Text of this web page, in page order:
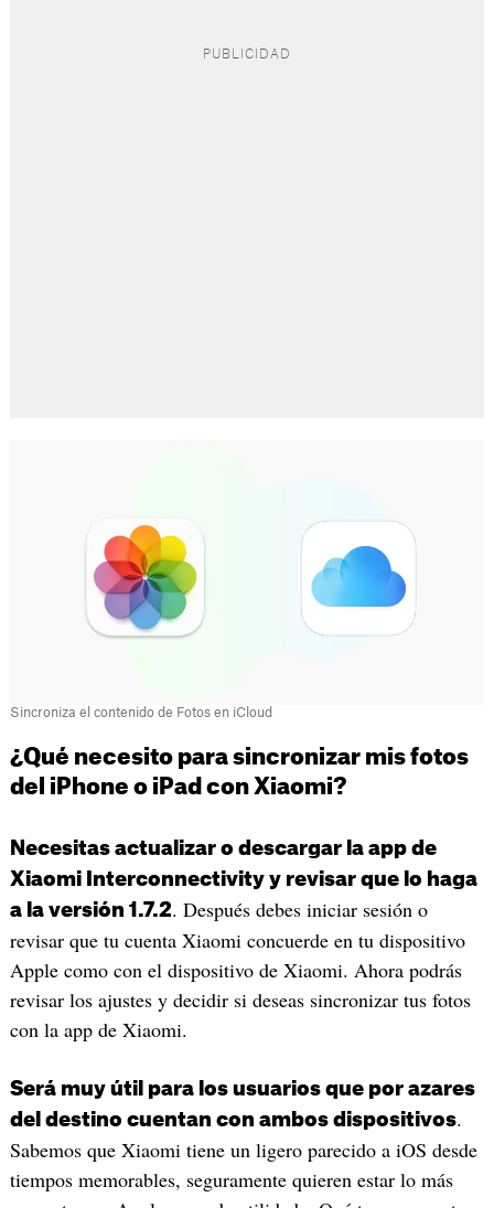
Sincroniza el contenido de Fotos en iCloud
¿Qué necesito para sincronizar mis fotos
del iPhone o iPad con Xiaomi?
Necesitas actualizar o descargar la app de
Xiaomi Interconnectivity y revisar que lo haga
a la versión 1.7.2. Después debes iniciar sesión o
revisar que tu cuenta Xiaomi concuerde en tu dispositivo
Apple como con el dispositivo de Xiaomi. Ahora podrás
revisar los ajustes y decidir si deseas sincronizar tus fotos
con la app de Xiaomi.
Será muy útil para los usuarios que por azares
del destino cuentan con ambos dispositivos.
Sabemos que Xiaomi tiene un ligero parecido a iOS desde
tiempos memorables, seguramente quieren estar lo más